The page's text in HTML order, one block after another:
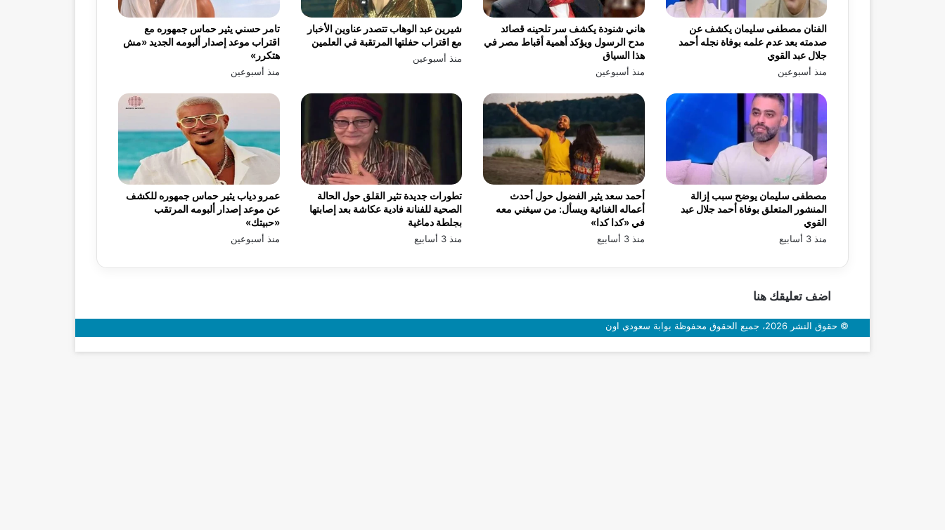
تامر حسني يثير حماس جمهوره مع
اقتراب موعد إصدار ألبومه الجديد «مش
هتكرر»
منذ أسبوعين
شيرين عبد الوهاب تتصدر عناوين الأخبار
مع اقتراب حفلتها المرتقبة في العلمين
منذ أسبوعين
هاني شنودة يكشف سر تلحينه قصائد
مدح الرسول ويؤكد أهمية أقباط مصر في
هذا السياق
منذ أسبوعين
الفنان مصطفى سليمان يكشف عن
صدمته بعد عدم علمه بوفاة نجله أحمد
جلال عبد القوي
منذ أسبوعين
عمرو دياب يثير حماس جمهوره للكشف
عن موعد إصدار ألبومه المرتقب
«حبيتك»
منذ أسبوعين
تطورات جديدة تثير القلق حول الحالة
الصحية للفنانة فادية عكاشة بعد إصابتها
بجلطة دماغية
منذ 3 أسابيع
أحمد سعد يثير الفضول حول أحدث
أعماله الغنائية ويسأل: من سيغني معه
في «كدا كدا»
منذ 3 أسابيع
مصطفى سليمان يوضح سبب إزالة
المنشور المتعلق بوفاة أحمد جلال عبد
القوي
منذ 3 أسابيع
اضف تعليقك هنا
© حقوق النشر 2026، جميع الحقوق محفوظة بوابة سعودي اون